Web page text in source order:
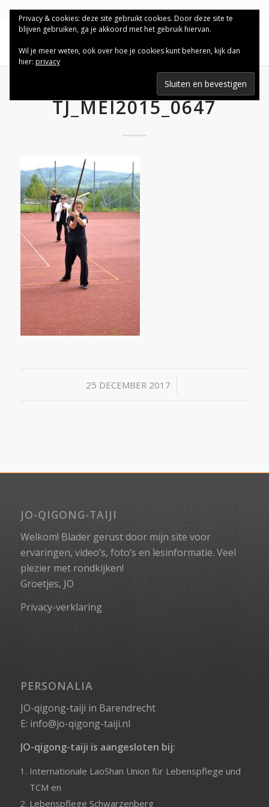
TJ_MEI2015_0647
25 DECEMBER 2017
/
JO-QIGONG-TAIJI
Welkom! Blader gerust door mijn site voor
ervaringen, video’s, foto’s en lesinformatie. Veel
plezier met rondkijken!
Groetjes, JO
Privacy-verklaring
PERSONALIA
JO-qigong-taiji in Barendrecht
E: info@jo-qigong-taiji.nl
JO-qigong-taiji is aangesloten bij:
Internationale LaoShan Union für Lebenspflege und
TCM en
Lebenspflege Schwarzenberg
Privacy & cookies: deze site gebruikt cookies. Door deze site te
blijven gebruiken, ga je akkoord met het gebruik hiervan.
Wil je meer weten, ook over hoe je cookies kunt beheren, kijk dan
hier: privacy